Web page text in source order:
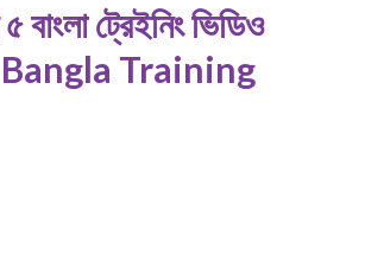
ট্রেইনিং ভিডিও
Training